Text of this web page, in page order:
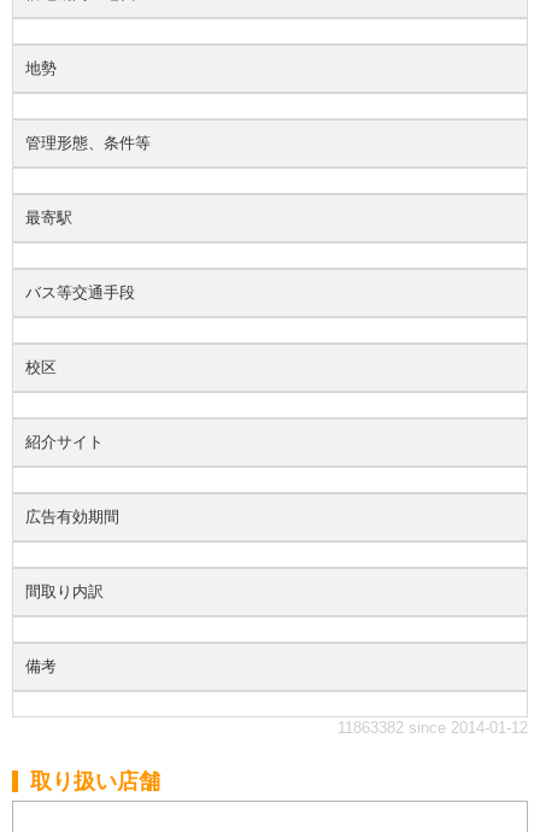
地勢
管理形態、条件等
最寄駅
バス等交通手段
校区
紹介サイト
広告有効期間
間取り内訳
備考
11863382 since 2014-01-12
取り扱い店舗